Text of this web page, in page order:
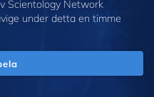
Scientology Network
under detta en timme